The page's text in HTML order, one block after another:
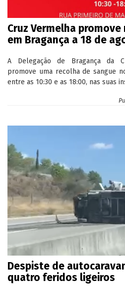
Cruz Vermelha
em Bragança a 18 de
A Delegação de Bragança da
promove uma recolha de sangue
entre as 10:30 e as 18:00, nas suas
Despiste de
quatro feridos ligeiros